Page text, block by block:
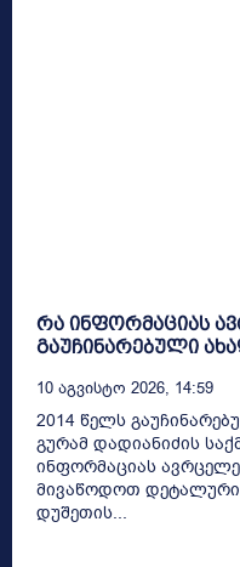
რა ინფორმაციას
გაუჩინარებული
10 Აგვისტო 2026, 14:59
2014 წელს
გურამ დადიანიძის
ინფორმაციას
მივაწოდოთ დეტალური
დუშეთის...